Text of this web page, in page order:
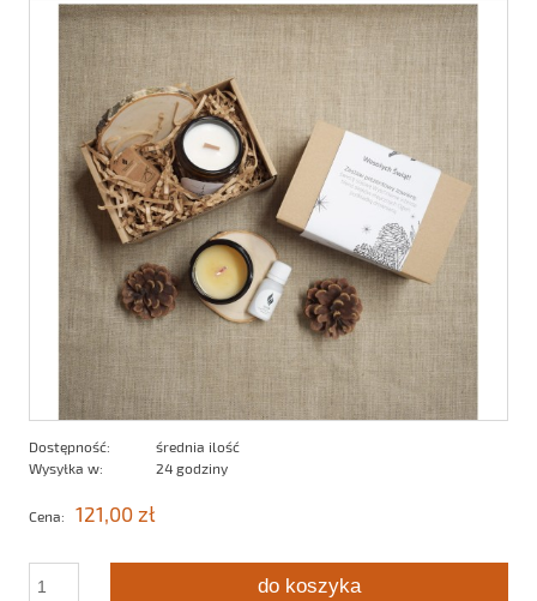
Dostępność:
średnia ilość
Wysyłka w:
24 godziny
Cena: 121,00 zł
do koszyka